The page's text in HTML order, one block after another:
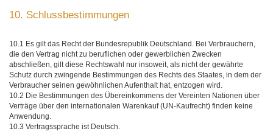
10. Schlussbestimmungen
10.1 Es gilt das Recht der Bundesrepublik Deutschland. Bei Verbrauchern,
die den Vertrag nicht zu beruflichen oder gewerblichen Zwecken
abschließen, gilt diese Rechtswahl nur insoweit, als nicht der gewährte
Schutz durch zwingende Bestimmungen des Rechts des Staates, in dem der
Verbraucher seinen gewöhnlichen Aufenthalt hat, entzogen wird.
10.2 Die Bestimmungen des Übereinkommens der Vereinten Nationen über
Verträge über den internationalen Warenkauf (UN-Kaufrecht) finden keine
Anwendung.
10.3 Vertragssprache ist Deutsch.